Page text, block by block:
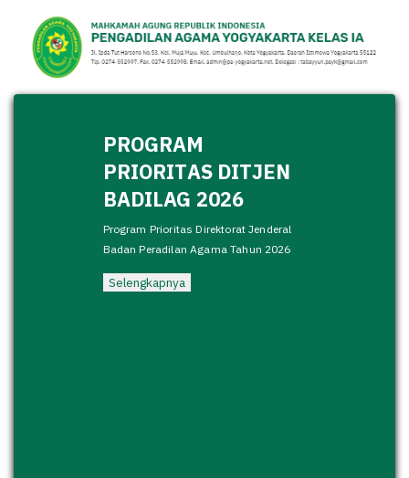
PROGRAM
PRIORITAS DITJEN
BADILAG 2026
Program Prioritas Direktorat Jenderal
Badan Peradilan Agama Tahun 2026
Selengkapnya